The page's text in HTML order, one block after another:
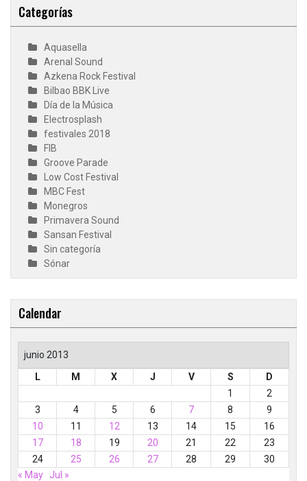
Categorías
Aquasella
Arenal Sound
Azkena Rock Festival
Bilbao BBK Live
Día de la Música
Electrosplash
festivales 2018
FIB
Groove Parade
Low Cost Festival
MBC Fest
Monegros
Primavera Sound
Sansan Festival
Sin categoría
Sónar
Calendar
junio 2013
L
M X J V S
D
1
2
3
4 5 6 7 8
9
10
11 12 13 14 15
16
17
18 19 20 21 22
23
24
25 26 27 28 29
30
« May Jul »